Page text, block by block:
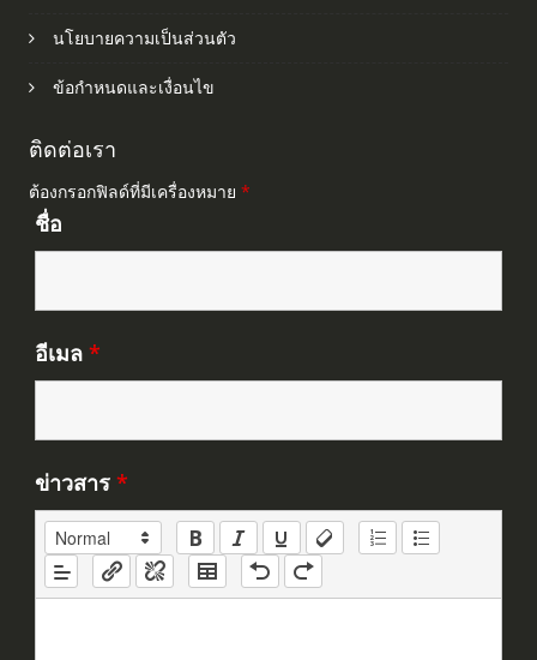
นโยบายความเป็นส่วนตัว
ข้อกำหนดและเงื่อนไข
ติดต่อเรา
ต้องกรอกฟิลด์ที่มีเครื่องหมาย *
ชื่อ
อีเมล *
ข่าวสาร *